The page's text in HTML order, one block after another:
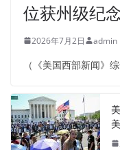
位获州级纪
2026年7月2日 admin
（《美国西部新闻》